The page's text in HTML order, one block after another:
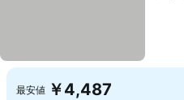
最安値 ￥4,487